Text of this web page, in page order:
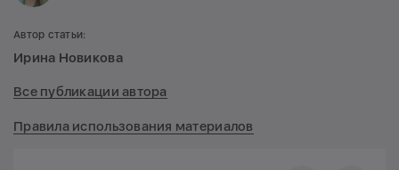
Автор статьи:
Ирина Новикова
Все публикации автора
Правила использования материалов